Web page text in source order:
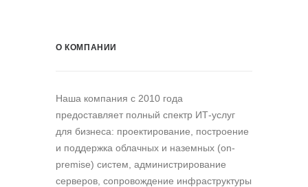
О КОМПАНИИ
Наша компания c 2010 года
предоставляет полный спектр ИТ-услуг
для бизнеса: проектирование, построение
и поддержка облачных и наземных (on-
premise) систем, администрирование
серверов, сопровождение инфраструктуры